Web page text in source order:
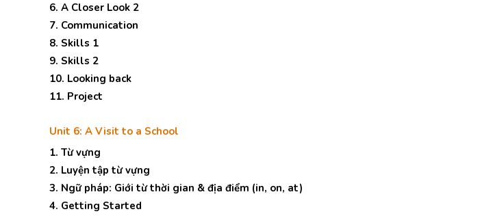
6. A Closer Look 2
7. Communication
8. Skills 1
9. Skills 2
10. Looking back
11. Project
Unit 6: A Visit to a School
1. Từ vựng
2. Luyện tập từ vựng
3. Ngữ pháp: Giới từ thời gian & địa điểm (in, on, at)
4. Getting Started